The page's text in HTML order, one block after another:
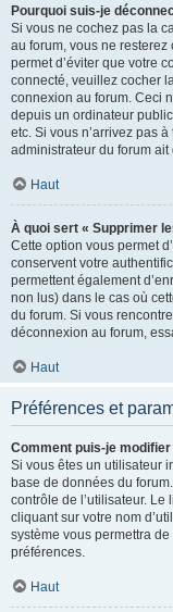
Pourquoi suis-je
Si vous ne cochez pas la
au forum, vous ne
permet d’éviter que votre
connecté, veuillez cocher
connexion au forum. Ceci
depuis un ordinateur
etc. Si vous n’arrivez pas
administrateur du forum
Haut
À quoi sert « Supprimer
Cette option vous permet
conservent votre
permettent également
non lus) dans le cas où
du forum. Si vous
déconnexion au forum,
Haut
Préférences et
Comment puis-je
Si vous êtes un utilisateur
base de données du
contrôle de l’utilisateur.
cliquant sur votre nom
système vous permettra
préférences.
Haut